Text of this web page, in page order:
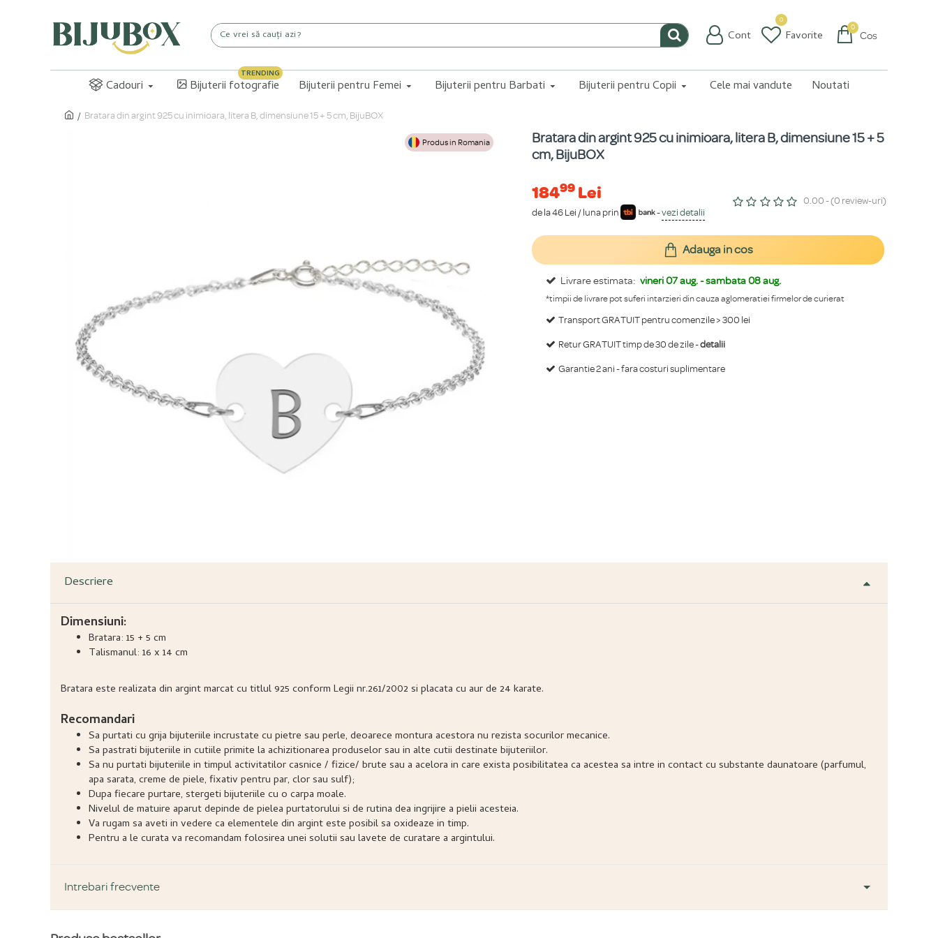
Cont Favorite
0
Coș
0
Cadouri Bijuterii fotografie
TRENDING
Bijuterii pentru Femei Bijuterii pentru Barbati Bijuterii pentru Copii Cele mai vandute Noutati
Bratara din argint 925 cu inimioara, litera B, dimensiune 15 + 5 cm, BijuBOX
Produs in Romania
Bratara din argint 925 cu inimioara, litera B, dimensiune 15 + 5
cm, BijuBOX
18499 Lei
de la 46 Lei / luna prin -vezi detalii
0.00 - (0 review-uri)
Livrare estimata: vineri 07 aug. - sambata 08 aug.
*timpii de livrare pot suferi intarzieri din cauza aglomeratiei firmelor de curierat
Transport GRATUIT pentru comenzile > 300 lei
Retur GRATUIT timp de 30 de zile -detalii
Garantie 2 ani - fara costuri suplimentare
Adauga in cos
Descriere
Dimensiuni:
Bratara: 15 + 5 cm
Talismanul: 16 x 14 cm
Bratara este realizata din argint marcat cu titlul 925 conform Legii nr.261/2002 si placata cu aur de 24 karate.
Recomandari
Sa purtati cu grija bijuteriile incrustate cu pietre sau perle, deoarece montura acestora nu rezista socurilor mecanice.
Sa pastrati bijuteriile in cutiile primite la achizitionarea produselor sau in alte cutii destinate bijuteriilor.
Sa nu purtati bijuteriile in timpul activitatilor casnice / fizice/ brute sau a acelora in care exista posibilitatea ca acestea sa intre in contact cu substante daunatoare (parfumul,
apa sarata, creme de piele, fixativ pentru par, clor sau sulf);
Dupa fiecare purtare, stergeti bijuteriile cu o carpa moale.
Nivelul de matuire aparut depinde de pielea purtatorului si de rutina dea ingrijire a pielii acesteia.
Va rugam sa aveti in vedere ca elementele din argint este posibil sa oxideaze in timp.
Pentru a le curata va recomandam folosirea unei solutii sau lavete de curatare a argintului.
Intrebari frecvente